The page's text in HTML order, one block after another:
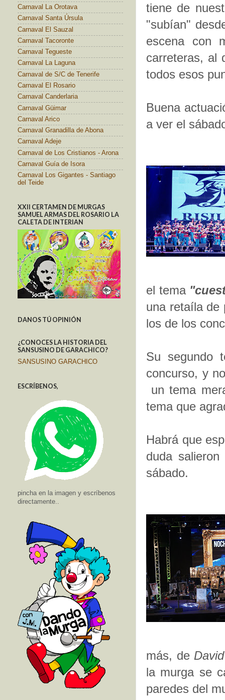
tiene de
"subían"
escena con
carreteras, al
todos esos
Buena
a ver el
el tema
una retaíla de
los de los
Su segundo
concurso, y
un tema
tema que
Habrá que
duda
sábado.
más, de
la murga se
paredes del
Carnaval La Orotava
Carnaval Santa Úrsula
Carnaval El Sauzal
Carnaval Tacoronte
Carnaval Tegueste
Carnaval La Laguna
Carnaval de S/C de Tenerife
Carnaval El Rosario
Carnaval Canderlaria
Carnaval Güimar
Carnaval Arico
Carnaval Granadilla de Abona
Carnaval Adeje
Carnaval de Los Cristianos - Arona
Carnaval Guía de Isora
Carnaval Los Gigantes - Santiago
del Teide
XXII CERTAMEN DE MURGAS
SAMUEL ARMAS DEL ROSARIO LA
CALETA DE INTERIAN
DANOS TÚ OPINIÓN
¿CONOCES LA HISTORIA DEL
SANSUSINO DE GARACHICO?
SANSUSINO GARACHICO
ESCRÍBENOS,
pincha en la imagen y escríbenos
directamente..